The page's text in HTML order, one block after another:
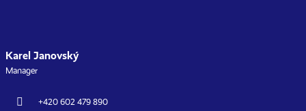
Karel Janovský
Manager
+420 602 479 890